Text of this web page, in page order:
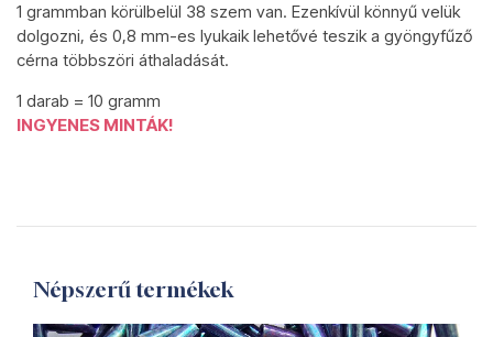
1 grammban körülbelül 38 szem van. Ezenkívül könnyű velük
dolgozni, és 0,8 mm-es lyukaik lehetővé teszik a gyöngyfűző
cérna többszöri áthaladását.
1 darab = 10 gramm
INGYENES MINTÁK!
Népszerű termékek